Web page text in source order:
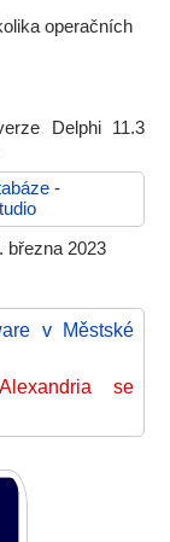
operačních
Delphi 11.3
-
března 2023
v Městské
se